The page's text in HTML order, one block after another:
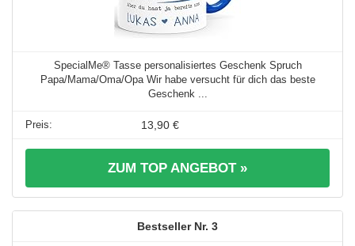
SpecialMe® Tasse personalisiertes Geschenk Spruch
Papa/Mama/Oma/Opa Wir habe versucht für dich das beste
Geschenk ...
13,90 €
ZUM TOP ANGEBOT »
3